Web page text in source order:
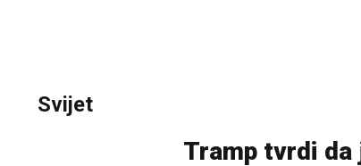
Svijet
Tramp tvrdi da